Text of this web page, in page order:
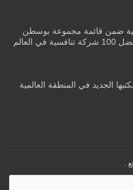
ضمن قائمة مجموعة بوسطن
كونسلتينج جروب لأفضل 100 شركة تنافسية في العالم
الجديد في المنطقة العالمية
.